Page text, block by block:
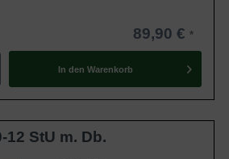
89,90 €
In den Warenkorb
StU m. Db.